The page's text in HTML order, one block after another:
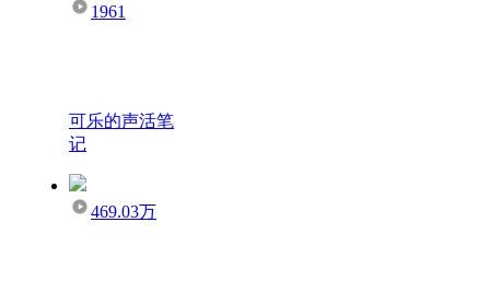
1961
可乐的声活笔
记
469.03万